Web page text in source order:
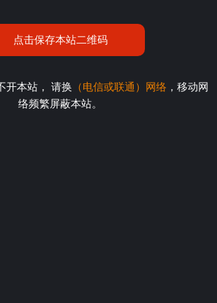
点击保存本站二维码
开本站， 请换 （电信或联通）网络 ，移动网
络频繁屏蔽本站。